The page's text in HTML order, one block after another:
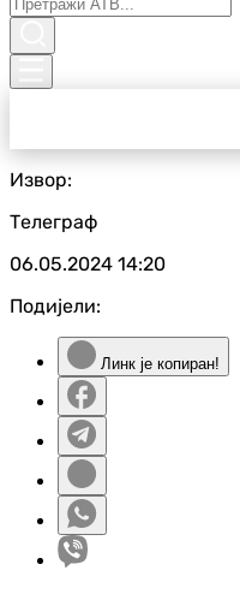
Извор:
Телеграф
06.05.2024 14:20
Подијели:
Линк је копиран!